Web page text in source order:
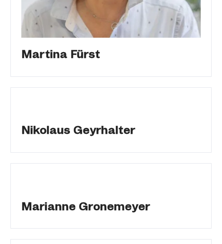
Martina Fürst
Nikolaus Geyrhalter
Marianne Gronemeyer